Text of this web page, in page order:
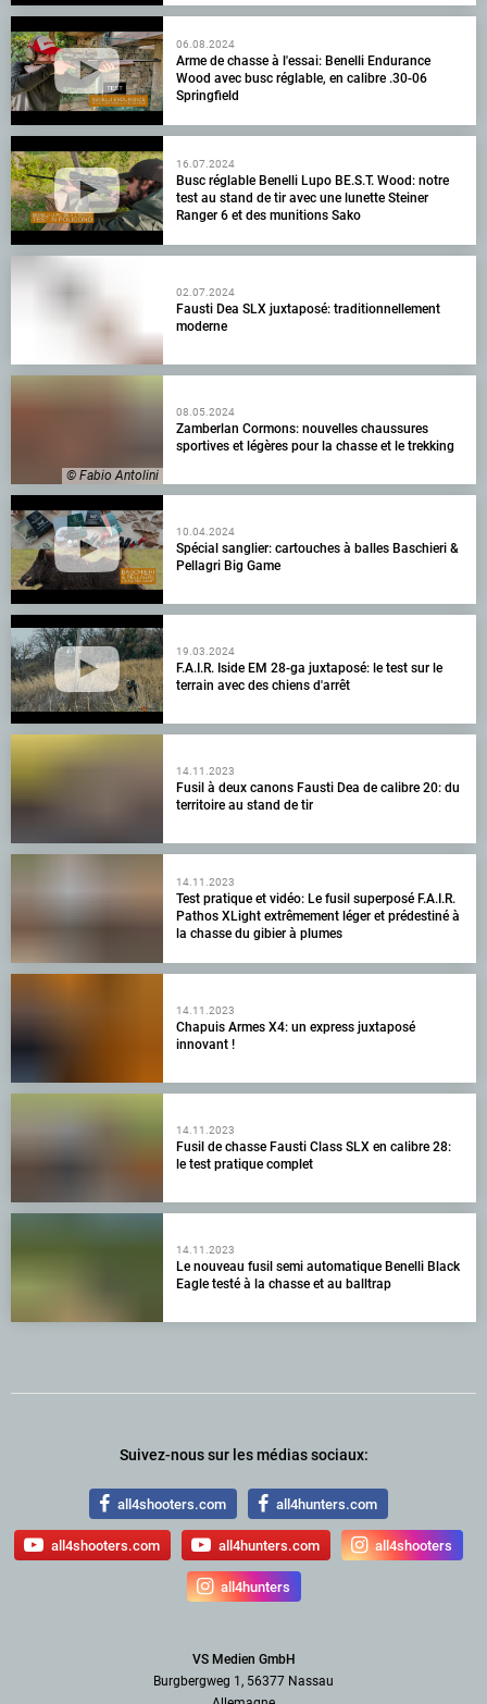
06.08.2024
Arme de chasse à l'essai: Benelli Endurance
Wood avec busc réglable, en calibre .30-06
Springfield
16.07.2024
Busc réglable Benelli Lupo BE.S.T. Wood: notre
test au stand de tir avec une lunette Steiner
Ranger 6 et des munitions Sako
02.07.2024
Fausti Dea SLX juxtaposé: traditionnellement
moderne
© Fabio Antolini
08.05.2024
Zamberlan Cormons: nouvelles chaussures
sportives et légères pour la chasse et le trekking
10.04.2024
Spécial sanglier: cartouches à balles Baschieri &
Pellagri Big Game
19.03.2024
F.A.I.R. Iside EM 28-ga juxtaposé: le test sur le
terrain avec des chiens d'arrêt
14.11.2023
Fusil à deux canons Fausti Dea de calibre 20: du
territoire au stand de tir
14.11.2023
Test pratique et vidéo: Le fusil superposé F.A.I.R.
Pathos XLight extrêmement léger et prédestiné à
la chasse du gibier à plumes
14.11.2023
Chapuis Armes X4: un express juxtaposé
innovant !
14.11.2023
Fusil de chasse Fausti Class SLX en calibre 28:
le test pratique complet
14.11.2023
Le nouveau fusil semi automatique Benelli Black
Eagle testé à la chasse et au balltrap
Suivez-nous sur les médias sociaux:
all4shooters.com all4hunters.com
all4shooters.com all4hunters.com all4shooters
all4hunters
VS Medien GmbH
Burgbergweg 1, 56377 Nassau